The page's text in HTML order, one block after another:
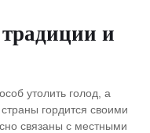
и
утолить голод, а
гордится своими
связаны с местными